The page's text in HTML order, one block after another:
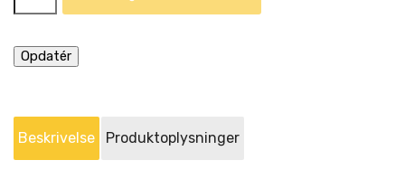
Beskrivelse Produktoplysninger